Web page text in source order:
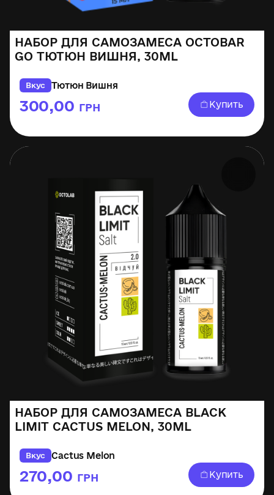
НАБОР ДЛЯ САМОЗАМЕСА OCTOBAR
GO ТЮТЮН ВИШНЯ, 30ML
Вкус Тютюн Вишня
300,00 ГРН Купить
НАБОР ДЛЯ САМОЗАМЕСА BLACK
LIMIT CACTUS MELON, 30ML
Вкус Cactus Melon
270,00 ГРН Купить